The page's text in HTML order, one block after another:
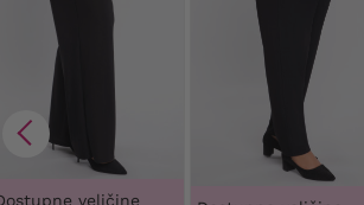
veličine